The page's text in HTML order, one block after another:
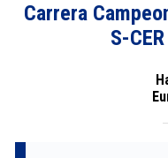
Carrera
S-